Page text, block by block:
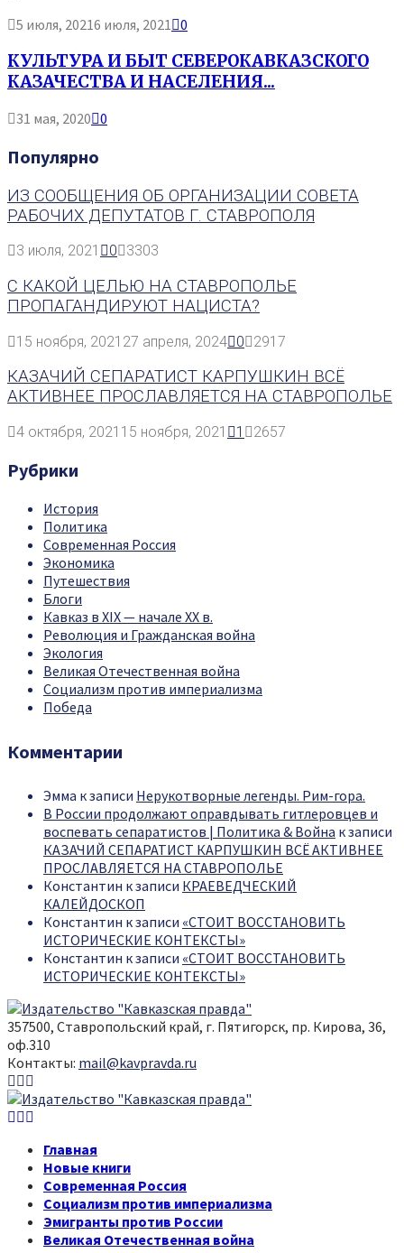
5 июля, 20216 июля, 2021 0
КУЛЬТУРА И БЫТ СЕВЕРОКАВКАЗСКОГО
КАЗАЧЕСТВА И НАСЕЛЕНИЯ...
31 мая, 2020 0
Популярно
ИЗ СООБЩЕНИЯ ОБ ОРГАНИЗАЦИИ СОВЕТА
РАБОЧИХ ДЕПУТАТОВ Г. СТАВРОПОЛЯ
3 июля, 2021 0 3303
С КАКОЙ ЦЕЛЬЮ НА СТАВРОПОЛЬЕ
ПРОПАГАНДИРУЮТ НАЦИСТА?
15 ноября, 2021 27 апреля, 2024 0 2917
КАЗАЧИЙ СЕПАРАТИСТ КАРПУШКИН ВСЁ
АКТИВНЕЕ ПРОСЛАВЛЯЕТСЯ НА СТАВРОПОЛЬЕ
4 октября, 2021 15 ноября, 2021 1 2657
Рубрики
История
Политика
Современная Россия
Экономика
Путешествия
Блоги
Кавказ в XIX — начале XX в.
Революция и Гражданская война
Экология
Великая Отечественная война
Социализм против империализма
Победа
Комментарии
Эмма к записи Нерукотворные легенды. Рим-гора.
В России продолжают оправдывать гитлеровцев и
воспевать сепаратистов | Политика & Война к записи
КАЗАЧИЙ СЕПАРАТИСТ КАРПУШКИН ВСЁ АКТИВНЕЕ
ПРОСЛАВЛЯЕТСЯ НА СТАВРОПОЛЬЕ
Константин к записи КРАЕВЕДЧЕСКИЙ
КАЛЕЙДОСКОП
Константин к записи «СТОИТ ВОССТАНОВИТЬ
ИСТОРИЧЕСКИЕ КОНТЕКСТЫ»
Константин к записи «СТОИТ ВОССТАНОВИТЬ
ИСТОРИЧЕСКИЕ КОНТЕКСТЫ»
357500, Ставропольский край, г. Пятигорск, пр. Кирова, 36,
оф.310
Контакты: mail@kavpravda.ru
Youtube
Vk
Youtube
Vk
Главная
Новые книги
Современная Россия
Социализм против империализма
Эмигранты против России
Великая Отечественная война